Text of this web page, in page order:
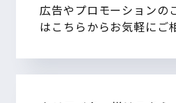
広告やプロモーションの
はこちらからお気軽にご